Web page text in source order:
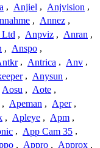
, Anjiel , Anjvision ,
, Annez ,
Ltd , Anpviz , Anran ,
, Anspo ,
, Antrica , Anv ,
, Anysun ,
Aosu , Aote ,
, Apeman , Aper ,
, Apleye , Apm ,
, App Cam 35 ,
, Appro , Approx ,